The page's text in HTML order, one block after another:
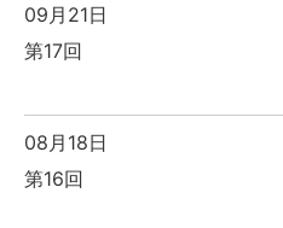
09月21日
第17回
08月18日
第16回